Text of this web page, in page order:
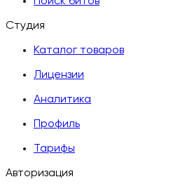
Студия
Каталог товаров
Лицензии
Аналитика
Профиль
Тарифы
Авторизация